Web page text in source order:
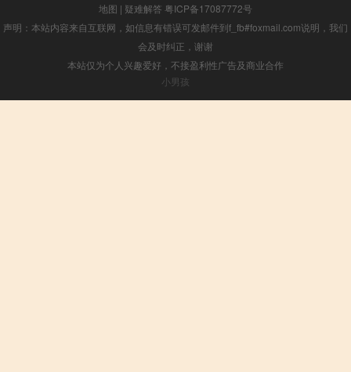
地图 | 疑难解答 粤ICP备17087772号
声明：本站内容来自互联网，如信息有错误可发邮件到f_fb#foxmail.com说明，我们
会及时纠正，谢谢
本站仅为个人兴趣爱好，不接盈利性广告及商业合作
小男孩